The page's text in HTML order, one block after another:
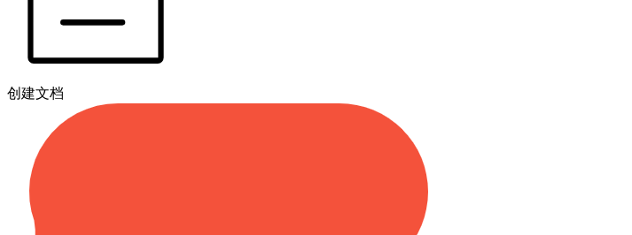
创建文档